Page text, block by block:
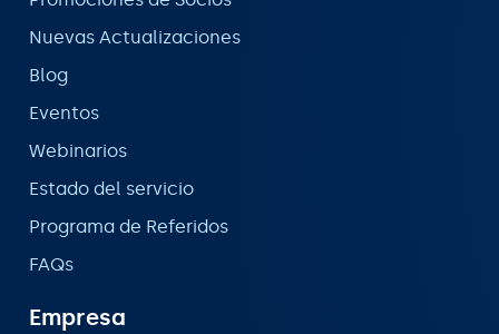
Nuevas Actualizaciones
Blog
Eventos
Webinarios
Estado del servicio
Programa de Referidos
FAQs
Empresa